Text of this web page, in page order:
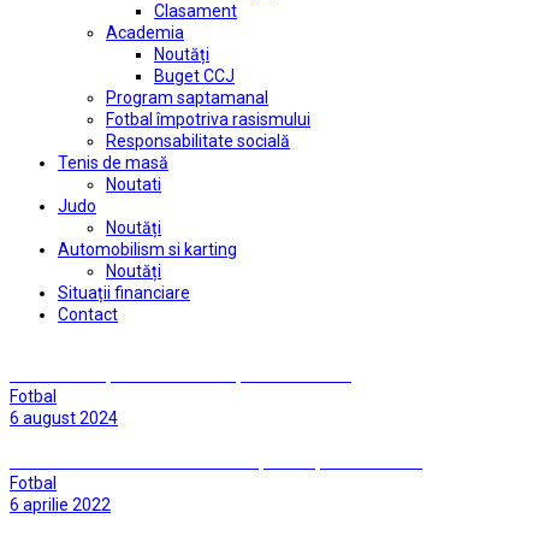
Clasament
Academia
Noutăți
Buget CCJ
Program saptamanal
Fotbal împotriva rasismului
Responsabilitate socială
Tenis de masă
Noutati
Judo
Noutăți
Automobilism si karting
Noutăți
Situații financiare
Contact
Fotbal
6 august 2024
Fotbal
6 aprilie 2022